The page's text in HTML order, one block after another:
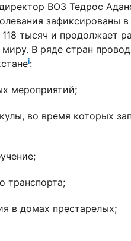
ВОЗ Тедрос
зафиксированы в
тысяч и продолжает
В ряде стран
i:
мероприятий;
во время которых
транспорта;
в домах престарелых;